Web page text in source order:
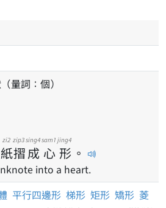
量詞：個）
紙
zi2
摺
zip3
成
sing4
心
sam1
形
jing4
。
into a heart.
平行四邊形 梯形 矩形 矯形 菱